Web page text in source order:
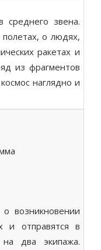
среднего звена.
полетах, о людях,
ракетах и
из фрагментов
наглядно и
возникновении
и отправятся в
на два экипажа.